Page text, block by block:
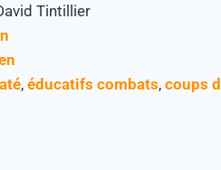
Tintillier
, éducatifs combats, coups